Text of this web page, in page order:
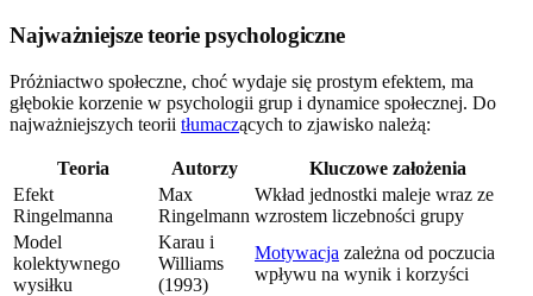
Najważniejsze teorie psychologiczne
Próżniactwo społeczne, choć wydaje się prostym efektem, ma
głębokie korzenie w psychologii grup i dynamice społecznej. Do
najważniejszych teorii tłumaczących to zjawisko należą:
Teoria Autorzy
Kluczowe założenia
Efekt
Ringelmanna
Max
Ringelmann
Wkład jednostki maleje wraz ze
wzrostem liczebności grupy
Model
kolektywnego
wysiłku
Karau i
Williams
(1993)
Motywacja zależna od poczucia
wpływu na wynik i korzyści